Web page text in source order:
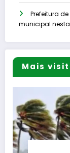
Prefeitura
municipal
Mais